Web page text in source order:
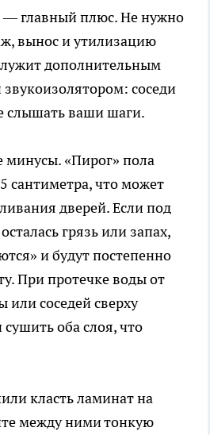
главный плюс. Не нужно
вынос и утилизацию
дополнительным
соседи
слышать ваши шаги.
минусы. «Пирог» пола
сантиметра, что может
дверей. Если под
грязь или запах,
и будут постепенно
При протечке воды от
соседей сверху
оба слоя, что
класть ламинат на
между ними тонкую